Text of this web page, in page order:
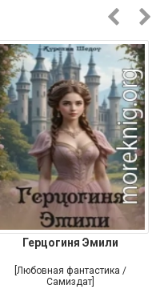
Герцогиня Эмили
[Любовная фантастика /
Самиздат]